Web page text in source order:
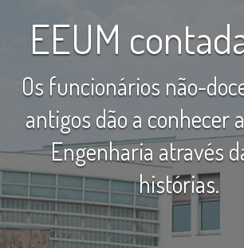
EEUM
Os funcionários não-
antigos dão a conhecer
Engenharia através
histórias.